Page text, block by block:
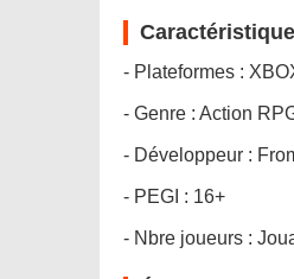
- Plateformes :
- Genre : Action
- Développeur :
- PEGI : 16+
- Nbre joueurs :